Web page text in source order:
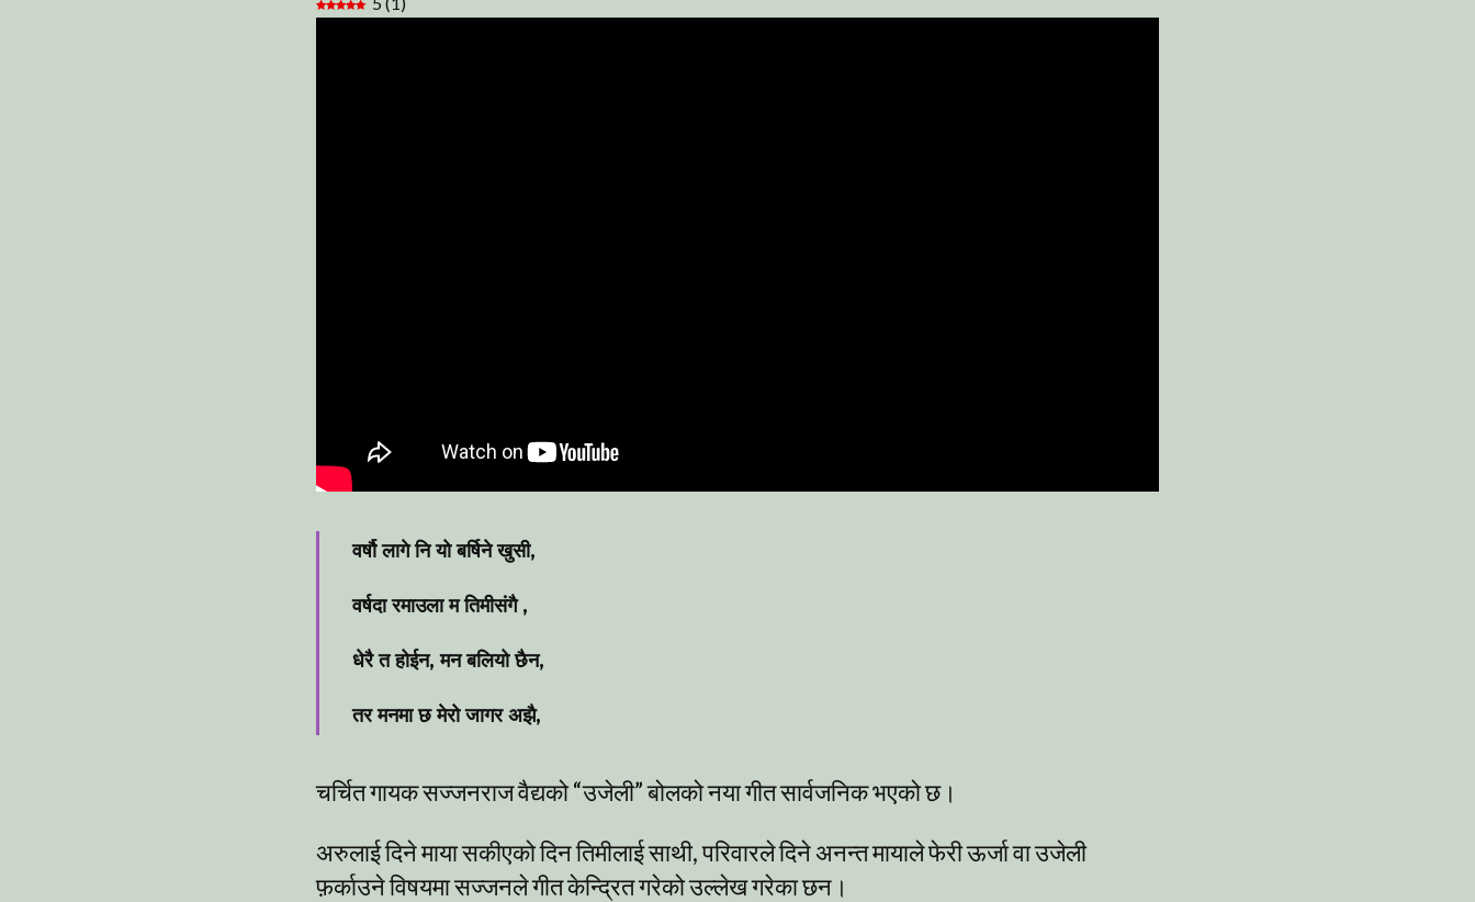
वर्षौ लागे नि यो बर्षिने खुसी,
वर्षदा रमाउला म तिमीसंगै ,
धेरै त होईन, मन बलियो छैन,
तर मनमा छ मेरो जागर अझै,
चर्चित गायक सज्जनराज वैद्यको “उजेली” बोलको नया गीत सार्वजनिक भएको छ।
अरुलाई दिने माया सकीएको दिन तिमीलाई साथी, परिवारले दिने अनन्त मायाले फेरी ऊर्जा वा उजेली
फ़र्काउने विषयमा सज्जनले गीत केन्द्रित गरेको उल्लेख गरेका छन।